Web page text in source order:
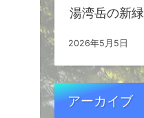
湯湾岳の新緑
2026年5月5日
アーカイブ